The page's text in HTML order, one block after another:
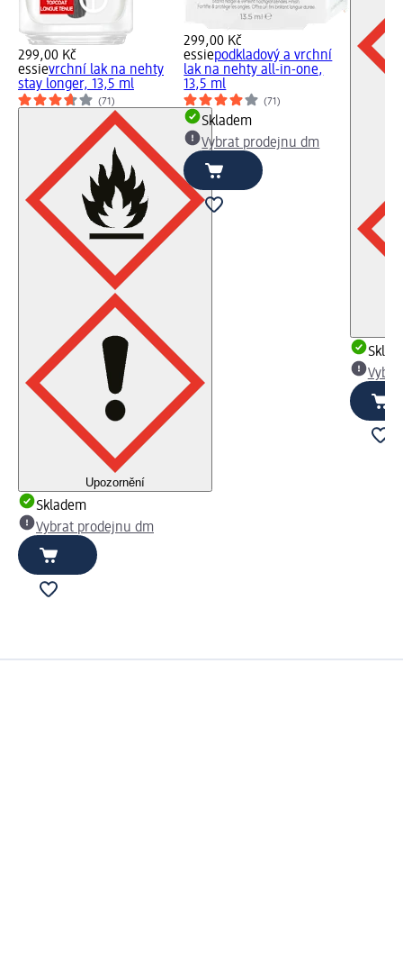
299,00 Kč
essievrchní lak na nehty
stay longer, 13,5 ml
(71)
Upozornění
Skladem
Vybrat prodejnu dm
299,00 Kč
essiepodkladový a vrchní
lak na nehty all-in-one,
13,5 ml
(71)
Skladem
Vybrat prodejnu dm